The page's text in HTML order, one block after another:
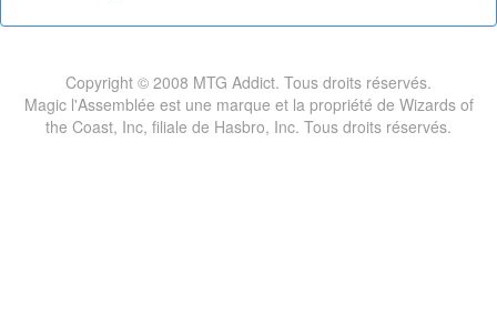
Copyright © 2008 MTG Addict. Tous droits réservés.
Magic l'Assemblée est une marque et la propriété de Wizards of
the Coast, Inc, filiale de Hasbro, Inc. Tous droits réservés.